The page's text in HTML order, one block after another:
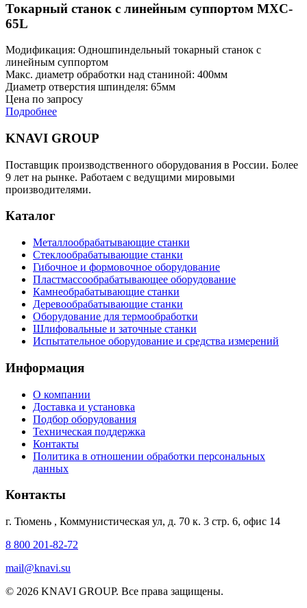
Токарный станок с линейным суппортом MXC-
65L
Модификация: Одношпиндельный токарный станок с
линейным суппортом
Макс. диаметр обработки над станиной: 400мм
Диаметр отверстия шпинделя: 65мм
Цена по запросу
Подробнее
KNAVI GROUP
Поставщик производственного оборудования в России. Более
9 лет на рынке. Работаем с ведущими мировыми
производителями.
Каталог
Металлообрабатывающие станки
Стеклообрабатывающие станки
Гибочное и формовочное оборудование
Пластмассообрабатывающее оборудование
Камнеобрабатывающие станки
Деревообрабатывающие станки
Оборудование для термообработки
Шлифовальные и заточные станки
Испытательное оборудование и средства измерений
Информация
О компании
Доставка и установка
Подбор оборудования
Техническая поддержка
Контакты
Политика в отношении обработки персональных
данных
Контакты
г. Тюмень , Коммунистическая ул, д. 70 к. 3 стр. 6, офис 14
8 800 201-82-72
mail@knavi.su
© 2026 KNAVI GROUP. Все права защищены.